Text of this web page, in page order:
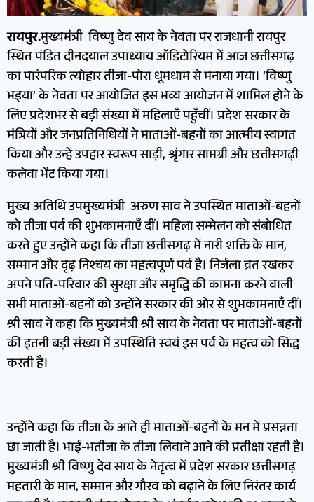
रायपुर.मुख्यमंत्री विष्णु देव साय के नेवता पर राजधानी रायपुर
स्थित पंडित दीनदयाल उपाध्याय ऑडिटोरियम में आज छत्तीसगढ़
का पारंपरिक त्योहार तीजा-पोरा धूमधाम से मनाया गया। ‘विष्णु
भइया’ के नेवता पर आयोजित इस भव्य आयोजन में शामिल होने के
लिए प्रदेशभर से बड़ी संख्या में महिलाएँ पहुँचीं। प्रदेश सरकार के
मंत्रियों और जनप्रतिनिधियों ने माताओं-बहनों का आत्मीय स्वागत
किया और उन्हें उपहार स्वरूप साड़ी, श्रृंगार सामग्री और छत्तीसगढ़ी
कलेवा भेंट किया गया।
मुख्य अतिथि उपमुख्यमंत्री अरुण साव ने उपस्थित माताओं-बहनों
को तीजा पर्व की शुभकामनाएँ दीं। महिला सम्मेलन को संबोधित
करते हुए उन्होंने कहा कि तीजा छत्तीसगढ़ में नारी शक्ति के मान,
सम्मान और दृढ़ निश्चय का महत्वपूर्ण पर्व है। निर्जला व्रत रखकर
अपने पति-परिवार की सुरक्षा और समृद्धि की कामना करने वाली
सभी माताओं-बहनों को उन्होंने सरकार की ओर से शुभकामनाएँ दीं।
श्री साव ने कहा कि मुख्यमंत्री श्री साय के नेवता पर माताओं-बहनों
की इतनी बड़ी संख्या में उपस्थिति स्वयं इस पर्व के महत्व को सिद्ध
करती है।
उन्होंने कहा कि तीजा के आते ही माताओं-बहनों के मन में प्रसन्नता
छा जाती है। भाई-भतीजा के तीजा लिवाने आने की प्रतीक्षा रहती है।
मुख्यमंत्री श्री विष्णु देव साय के नेतृत्व में प्रदेश सरकार छत्तीसगढ़
महतारी के मान, सम्मान और गौरव को बढ़ाने के लिए निरंतर कार्य